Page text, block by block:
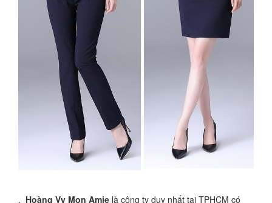
. Hoàng Vy Mon Amie là công ty duy nhất tại TPHCM có